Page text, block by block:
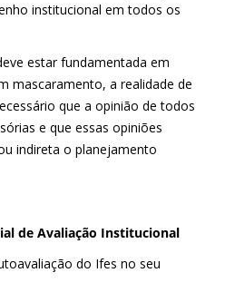
institucional em todos os
estar fundamentada em
mascaramento, a realidade de
que a opinião de todos
e que essas opiniões
indireta o planejamento
de Avaliação Institucional
do Ifes no seu